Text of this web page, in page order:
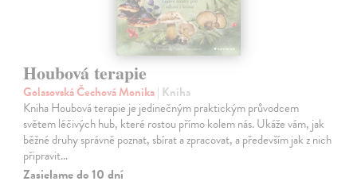
Houbová terapie
Golasovská Čechová Monika| Kniha
Kniha Houbová terapie je jedinečným praktickým průvodcem
světem léčivých hub, které rostou přímo kolem nás. Ukáže vám, jak
běžné druhy správně poznat, sbírat a zpracovat, a především jak z nich
připravit…
Zasielame do 10 dní